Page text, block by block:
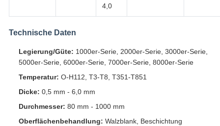
4,0
Technische Daten
Legierung/Güte: 1000er-Serie, 2000er-Serie, 3000er-Serie,
5000er-Serie, 6000er-Serie, 7000er-Serie, 8000er-Serie
Temperatur: O-H112, T3-T8, T351-T851
Dicke: 0,5 mm - 6,0 mm
Durchmesser: 80 mm - 1000 mm
Oberflächenbehandlung: Walzblank, Beschichtung